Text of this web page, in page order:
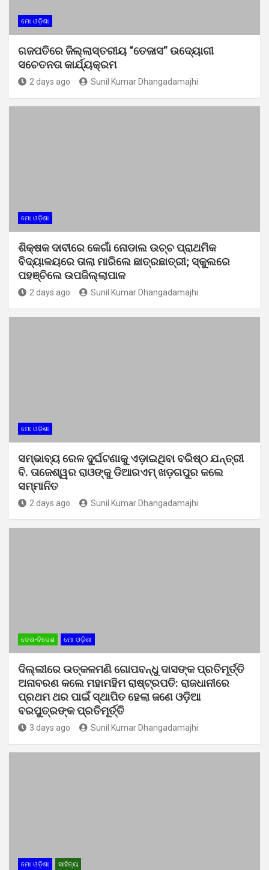
ମୋ ଓଡ଼ିଶା
ଗଜପତିରେ ଜିଲ୍ଲାସ୍ତରୀୟ “ତେଜାସ” ଉଦ୍ୟୋଗୀ
ସଚେତନତା କାର୍ଯ୍ୟକ୍ରମ
2 days ago Sunil Kumar Dhangadamajhi
ମୋ ଓଡ଼ିଶା
ଶିକ୍ଷକ ଦାବୀରେ କେଗାଁ ନୋଡାଲ ଉଚ୍ଚ ପ୍ରାଥମିକ
ବିଦ୍ୟାଳୟରେ ତାଲା ମାରିଲେ ଛାତ୍ରଛାତ୍ରୀ; ସ୍କୁଲରେ
ପହଞ୍ଚିଲେ ଉପଜିଲ୍ଲାପାଳ
2 days ago Sunil Kumar Dhangadamajhi
ମୋ ଓଡ଼ିଶା
ସମ୍ଭାବ୍ୟ ରେଳ ଦୁର୍ଘଟଣାକୁ ଏଡ଼ାଇଥିବା ବରିଷ୍ଠ ଯନ୍ତ୍ରୀ
ବି. ତାଜେଶ୍ୱର ରାଓଙ୍କୁ ଡିଆରଏମ୍ ଖଡ଼ଗପୁର କଲେ
ସମ୍ମାନିତ
2 days ago Sunil Kumar Dhangadamajhi
ଦେଶ-ବିଦେଶ ମୋ ଓଡ଼ିଶା
ଦିଲ୍ଲୀରେ ଉତ୍କଳମଣି ଗୋପବନ୍ଧୁ ଦାସଙ୍କ ପ୍ରତିମୂର୍ତ୍ତି
ଅନାବରଣ କଲେ ମହାମହିମ ରାଷ୍ଟ୍ରପତି: ରାଜଧାନୀରେ
ପ୍ରଥମ ଥର ପାଇଁ ସ୍ଥାପିତ ହେଲା ଜଣେ ଓଡ଼ିଆ
ବରପୁତ୍ରଙ୍କ ପ୍ରତିମୂର୍ତ୍ତି
3 days ago Sunil Kumar Dhangadamajhi
ମୋ ଓଡ଼ିଶା ସାହିତ୍ୟ